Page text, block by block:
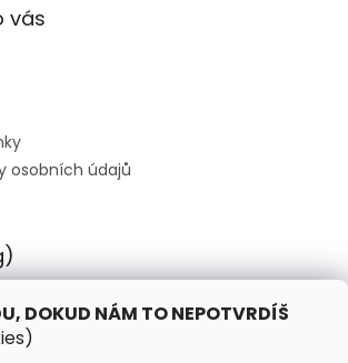
DOKUD NÁM TO NEPOTVRDÍŠ
vás
osobních údajů